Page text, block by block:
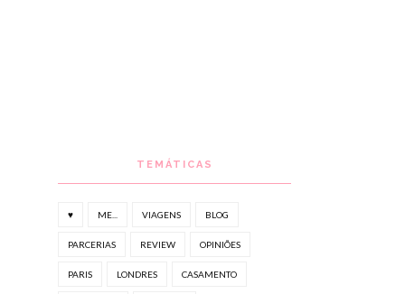
TEMÁTICAS
♥ ME... VIAGENS BLOG
PARCERIAS REVIEW OPINIÕES
PARIS LONDRES CASAMENTO